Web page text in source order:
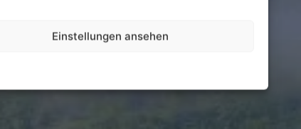
Einstellungen ansehen